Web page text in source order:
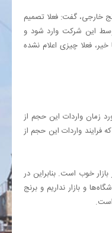
خارجی، گفت: فعلا تصمیم
تن برنج توسط این شرکت وارد شود و
خیر، فعلا چیزی اعلام نشده
زمان واردات این حجم از
زمان می‌برد که فرایند واردات این حجم از
خوب است. بنابراین در
و بازار نداریم و برنج
است.